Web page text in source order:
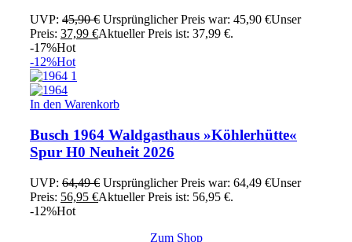
UVP: 45,90€ Ursprünglicher Preis war: 45,90 €Unser
Preis: 37,99 €Aktueller Preis ist: 37,99 €.
-17%Hot
-12%Hot
In den Warenkorb
Busch 1964 Waldgasthaus »Köhlerhütte«
Spur H0 Neuheit 2026
UVP: 64,49€ Ursprünglicher Preis war: 64,49 €Unser
Preis: 56,95 €Aktueller Preis ist: 56,95 €.
-12%Hot
Zum Shop